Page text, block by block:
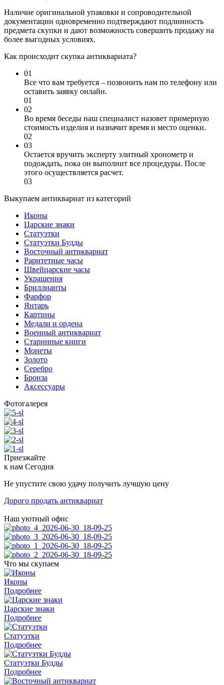
Наличие оригинальной упаковки и сопроводительной
документации одновременно подтверждают подлинность
предмета скупки и дают возможность совершить продажу на
более выгодных условиях.
Как происходит скупка антиквариата?
01
Все что вам требуется – позвонить нам по телефону или
оставить заявку онлайн.
01
02
Во время беседы наш специалист назовет примерную
стоимость изделия и назначит время и место оценки.
02
03
Остается вручить эксперту элитный хронометр и
подождать, пока он выполнит все процедуры. После
этого осуществляется расчет.
03
Выкупаем антиквариат из категорий
Иконы
Царские знаки
Статуэтки
Статуэтки Будды
Восточный антиквариат
Раритетные часы
Швейцарские часы
Украшения
Бриллианты
Фарфор
Янтарь
Картины
Медали и ордена
Военный антиквариат
Старинные книги
Монеты
Золото
Серебро
Бронза
Аксессуары
Фотогалерея
Приезжайте
к нам Сегодня
Не упустите свою удачу получить лучшую цену
Дорого продать антиквариат
Наш уютный офис
Что мы скупаем
Иконы
Подробнее
Царские знаки
Подробнее
Статуэтки
Подробнее
Статуэтки Будды
Подробнее